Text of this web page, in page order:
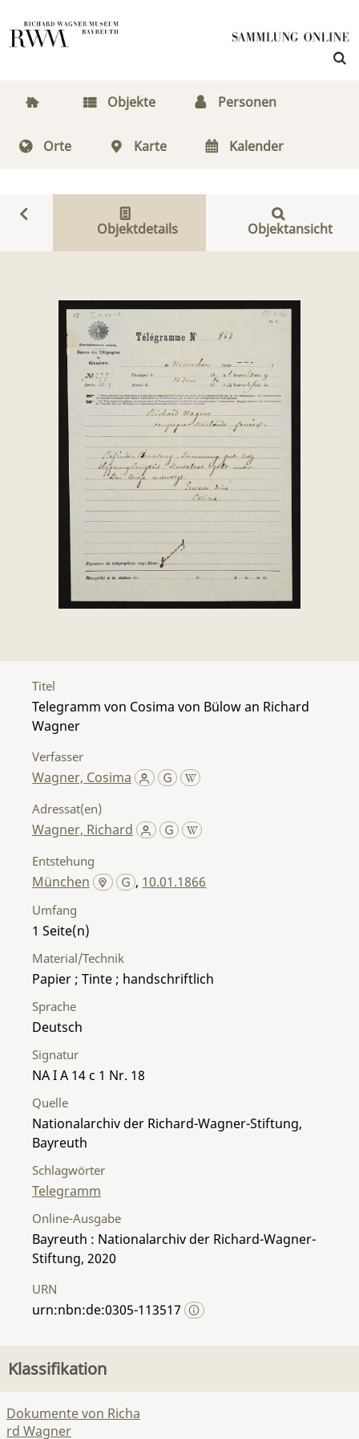
Objekte Personen
Orte Karte Kalender
Objektdetails Objektansicht
Titel
Telegramm von Cosima von Bülow an Richard
Wagner
Verfasser
Wagner, Cosima
Adressat(en)
Wagner, Richard
Entstehung
München , 10.01.1866
Umfang
1
Material/Technik
Papier ; Tinte ; handschriftlich
Sprache
Deutsch
Signatur
NA I A 14 c 1 Nr. 18
Quelle
Nationalarchiv der Richard-Wagner-Stiftung,
Bayreuth
Schlagwörter
Telegramm
Online-Ausgabe
Bayreuth : Nationalarchiv der Richard-Wagner-
Stiftung, 2020
URN
urn:nbn:de:0305-113517
Klassifikation
Dokumente von Richa
rd Wagner